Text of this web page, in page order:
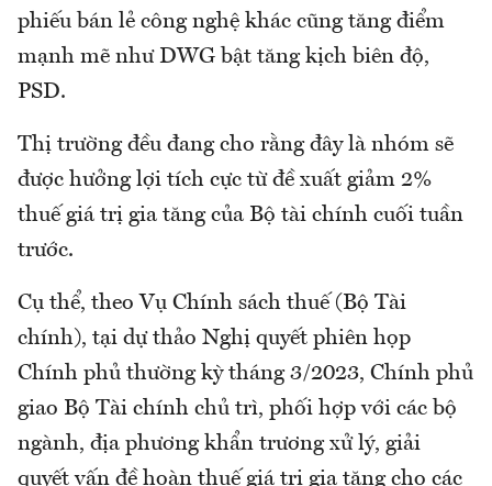
phiếu bán lẻ công nghệ khác cũng tăng điểm
mạnh mẽ như DWG bật tăng kịch biên độ,
PSD.
Thị trường đều đang cho rằng đây là nhóm sẽ
được hưởng lợi tích cực từ đề xuất giảm 2%
thuế giá trị gia tăng của Bộ tài chính cuối tuần
trước.
Cụ thể, theo Vụ Chính sách thuế (Bộ Tài
chính), tại dự thảo Nghị quyết phiên họp
Chính phủ thường kỳ tháng 3/2023, Chính phủ
giao Bộ Tài chính chủ trì, phối hợp với các bộ
ngành, địa phương khẩn trương xử lý, giải
quyết vấn đề hoàn thuế giá trị gia tăng cho các